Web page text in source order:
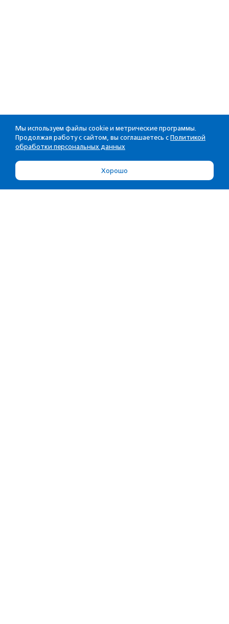
Мы используем файлы cookie и метрические программы.
Продолжая работу с сайтом, вы соглашаетесь с Политикой
обработки персональных данных
Хорошо